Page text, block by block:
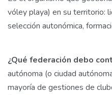
vóley playa) en su territorio:
selección autonómica,
¿Qué federación debo
autónoma (o ciudad
mayoría de gestiones de